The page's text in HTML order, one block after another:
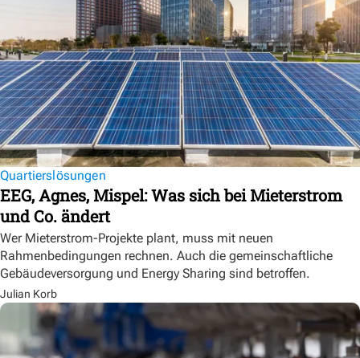
Quartierslösungen
EEG, Agnes, Mispel: Was sich bei Mieterstrom
und Co. ändert
Wer Mieterstrom-Projekte plant, muss mit neuen
Rahmenbedingungen rechnen. Auch die gemeinschaftliche
Gebäudeversorgung und Energy Sharing sind betroffen.
Julian Korb